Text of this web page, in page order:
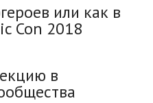
или как в
Con 2018
в